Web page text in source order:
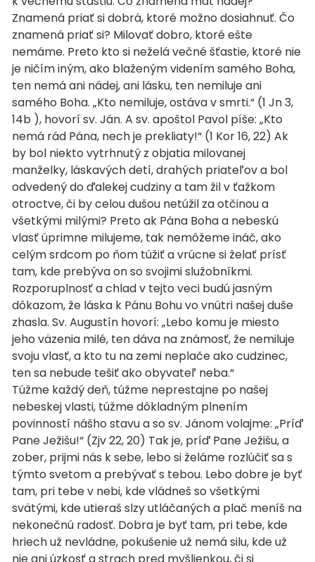
Znamená priať si dobrá, ktoré možno dosiahnuť. Čo
znamená priať si? Milovať dobro, ktoré ešte
nemáme. Preto kto si neželá večné šťastie, ktoré nie
je ničím iným, ako blaženým videním samého Boha,
ten nemá ani nádej, ani lásku, ten nemiluje ani
samého Boha. „Kto nemiluje, ostáva v smrti.“ (1 Jn 3,
14b ), hovorí sv. Ján. A sv. apoštol Pavol píše: „Kto
nemá rád Pána, nech je prekliaty!“ (1 Kor 16, 22) Ak
by bol niekto vytrhnutý z objatia milovanej
manželky, láskavých detí, drahých priateľov a bol
odvedený do ďalekej cudziny a tam žil v ťažkom
otroctve, či by celou dušou netúžil za otčinou a
všetkými milými? Preto ak Pána Boha a nebeskú
vlasť úprimne milujeme, tak nemôžeme ináč, ako
celým srdcom po ňom túžiť a vrúcne si želať prísť
tam, kde prebýva on so svojimi služobníkmi.
Rozporuplnosť a chlad v tejto veci budú jasným
dôkazom, že láska k Pánu Bohu vo vnútri našej duše
zhasla. Sv. Augustín hovorí: „Lebo komu je miesto
jeho väzenia milé, ten dáva na známosť, že nemiluje
svoju vlasť, a kto tu na zemi neplače ako cudzinec,
ten sa nebude tešiť ako obyvateľ neba.“
Túžme každý deň, túžme neprestajne po našej
nebeskej vlasti, túžme dôkladným plnením
povinností nášho stavu a so sv. Jánom volajme: „Príď
Pane Ježišu!“ (Zjv 22, 20) Tak je, príď Pane Ježišu, a
zober, prijmi nás k sebe, lebo si želáme rozlúčiť sa s
týmto svetom a prebývať s tebou. Lebo dobre je byť
tam, pri tebe v nebi, kde vládneš so všetkými
svätými, kde utieraš slzy utláčaných a plač meníš na
nekonečnú radosť. Dobra je byť tam, pri tebe, kde
hriech už nevládne, pokušenie už nemá silu, kde už
nie ani úzkosť a strach pred myšlienkou, či si